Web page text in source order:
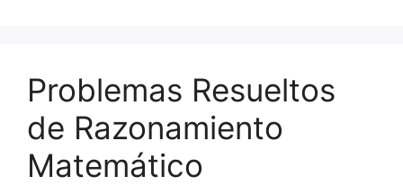
Problemas Resueltos
de Razonamiento
Matemático